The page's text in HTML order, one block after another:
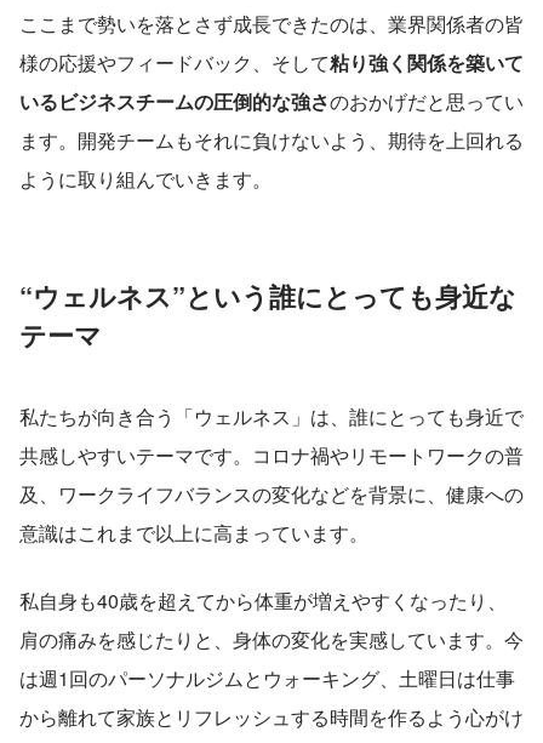
ここまで勢いを落とさず成長できたのは、業界関係者の皆
様の応援やフィードバック、そして粘り強く関係を築いて
いるビジネスチームの圧倒的な強さのおかげだと思ってい
ます。開発チームもそれに負けないよう、期待を上回れる
ように取り組んでいきます。
“ウェルネス”という誰にとっても身近な
テーマ
私たちが向き合う「ウェルネス」は、誰にとっても身近で
共感しやすいテーマです。コロナ禍やリモートワークの普
及、ワークライフバランスの変化などを背景に、健康への
意識はこれまで以上に高まっています。
私自身も40歳を超えてから体重が増えやすくなったり、
肩の痛みを感じたりと、身体の変化を実感しています。今
は週1回のパーソナルジムとウォーキング、土曜日は仕事
から離れて家族とリフレッシュする時間を作るよう心がけ